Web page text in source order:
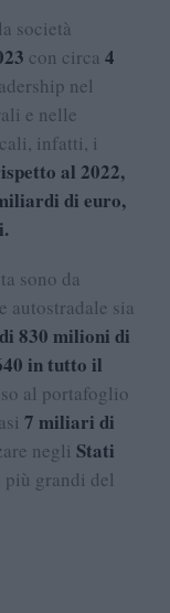
la società
con circa 4
nel
e nelle
infatti, i
al 2022,
di euro,
sono da
autostradale sia
830 milioni di
in tutto il
al portafoglio
7 miliari di
negli Stati
grandi del